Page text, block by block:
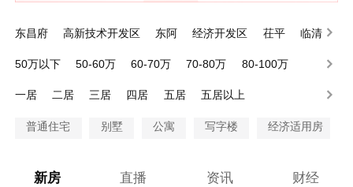
东昌府 高新技术开发区 东阿 经济开发区 茌平
临清
50万以下
50-60万 60-70万 70-80万
80-100万
一居
二居 三居 四居 五居 五居以上
普通住宅 别墅 公寓 写字楼 经济适用房
新房 直播 资讯 财经